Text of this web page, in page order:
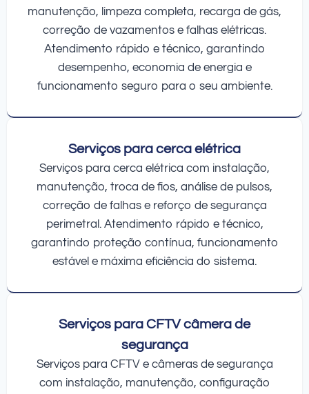
manutenção, limpeza completa, recarga de gás,
correção de vazamentos e falhas elétricas.
Atendimento rápido e técnico, garantindo
desempenho, economia de energia e
funcionamento seguro para o seu ambiente.
Serviços para cerca elétrica
Serviços para cerca elétrica com instalação,
manutenção, troca de fios, análise de pulsos,
correção de falhas e reforço de segurança
perimetral. Atendimento rápido e técnico,
garantindo proteção contínua, funcionamento
estável e máxima eficiência do sistema.
Serviços para CFTV câmera de
segurança
Serviços para CFTV e câmeras de segurança
com instalação, manutenção, configuração